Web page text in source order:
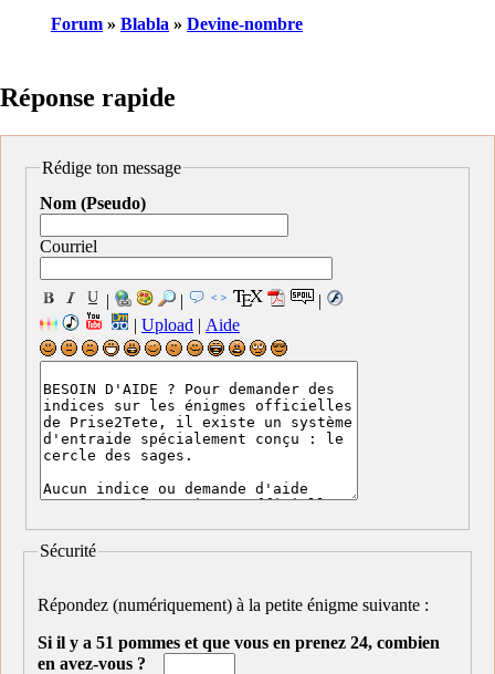
Forum » Blabla » Devine-nombre
Réponse rapide
Rédige ton message
Nom (Pseudo)
Courriel
| |
|
| Upload | Aide
Sécurité
Répondez (numériquement) à la petite énigme suivante :
Si il y a 51 pommes et que vous en prenez 24, combien
en avez-vous ?